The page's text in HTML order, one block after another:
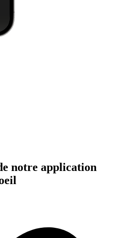
notre application